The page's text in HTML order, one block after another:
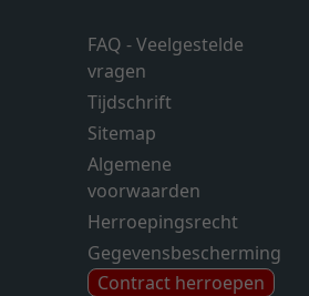
FAQ - Veelgestelde
vragen
Tijdschrift
Sitemap
Algemene
voorwaarden
Herroepingsrecht
Gegevensbescherming
Contract herroepen